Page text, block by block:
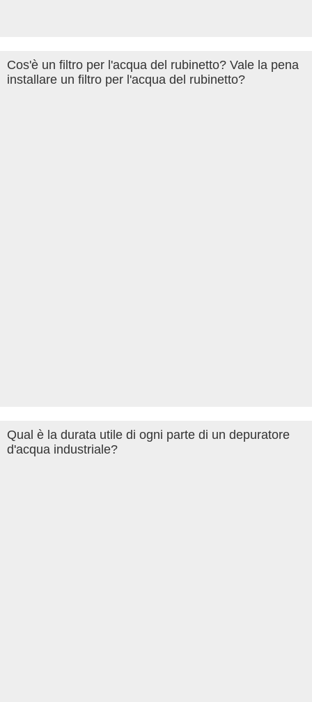
Cos'è un filtro per l'acqua del rubinetto? Vale la pena
installare un filtro per l'acqua del rubinetto?
Qual è la durata utile di ogni parte di un depuratore
d'acqua industriale?